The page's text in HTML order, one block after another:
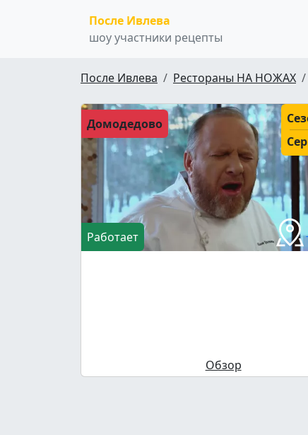
После Ивлева
шоу участники рецепты
После Ивлева Рестораны НА НОЖАХ
Домодедово
Работает
Обзор